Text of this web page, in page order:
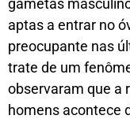
gametas
aptas a entrar no
preocupante nas
trate de um
observaram que a
homens acontece